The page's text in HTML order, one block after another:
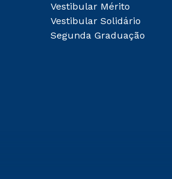
Vestibular Mérito
Vestibular Solidário
Segunda Graduação